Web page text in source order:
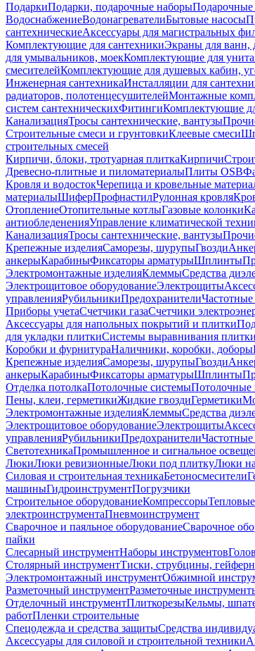
ПодаркиПодарки, подарочные наборыПодарочные
ВодоснабжениеВодонагревателиБытовые насосы
сантехническиеАксессуары для магистральных
Комплектующие для сантехникиЭкраны для ванн,
для умывальников, моекКомплектующие для
смесителейКомплектующие для душевых кабин,
Инженерная сантехникаИнсталляции для
радиаторов, полотенцесушителейМонтажные
систем сантехническихФитингиКомплектующие
КанализацияТросы сантехнические, вантузы
Строительные смеси и грунтовкиКлеевые смеси
строительных смесей
Кирпичи, блоки, тротуарная плиткаКирпичи
Древесно-плитные и пиломатериалыПлиты OSB
Кровля и водостокЧерепица и кровельные
материалыШиферПрофнастилРулонная кровля
ОтоплениеОтопительные котлыГазовые колонки
антиобледененияУправление климатической
КанализацияТросы сантехнические, вантузы
Крепежные изделияСаморезы, шурупыГвозди
анкерыКарабиныФиксаторы арматурыШплинты
Электромонтажные изделияКлеммыСредства
Электрощитовое оборудованиеЭлектрощиты
управленияРубильникиПредохранителиЧастотные
Приборы учетаСчетчики газаСчетчики
Аксессуары для напольных покрытий и плитки
для укладки плиткиСистемы выравнивания плитки
Коробки и фурнитураНаличники, коробки, доборы
Крепежные изделияСаморезы, шурупыГвозди
анкерыКарабиныФиксаторы арматурыШплинты
Отделка потолкаПотолочные системыПотолочные
Пены, клеи, герметикиЖидкие гвоздиГерметики
Электромонтажные изделияКлеммыСредства
Электрощитовое оборудованиеЭлектрощиты
управленияРубильникиПредохранителиЧастотные
СветотехникаПромышленное и сигнальное
ЛюкиЛюки ревизионныеЛюки под плиткуЛюки
Силовая и строительная техникаБетоносмесители
машиныГидроинструментПогрузчики
Строительное оборудованиеКомпрессоры
электроинструментаПневмоинструмент
Сварочное и паяльное оборудованиеСварочное
пайки
Слесарный инструментНаборы инструментов
Столярный инструментТиски, струбцины,
Электромонтажный инструментОбжимной
Разметочный инструментРазметочные
Отделочный инструментПлиткорезыКельмы,
работПленки строительные
Спецодежда и средства защитыСредства
Аксессуары для силовой и строительной техники